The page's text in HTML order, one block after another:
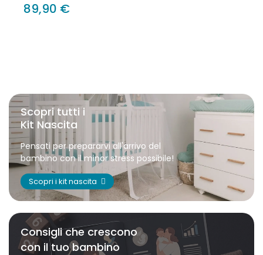
89,90 €
Scopri tutti i
Kit Nascita
Pensati per prepararvi all'arrivo del
bambino con il minor stress possibile!
Scopri i kit nascita
Consigli che crescono
con il tuo bambino